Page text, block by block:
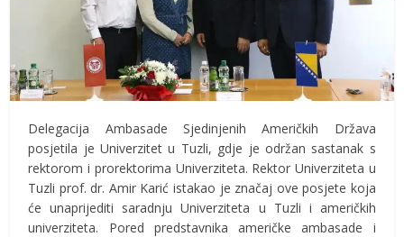
Delegacija Ambasade Sjedinjenih Američkih Država
posjetila je Univerzitet u Tuzli, gdje je održan sastanak s
rektorom i prorektorima Univerziteta. Rektor Univerziteta u
Tuzli prof. dr. Amir Karić istakao je značaj ove posjete koja
će unaprijediti saradnju Univerziteta u Tuzli i američkih
univerziteta. Pored predstavnika američke ambasade i